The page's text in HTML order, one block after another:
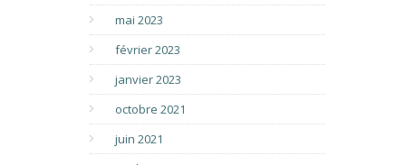
mai 2023
février 2023
janvier 2023
octobre 2021
juin 2021